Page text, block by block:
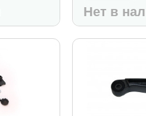
Нет в